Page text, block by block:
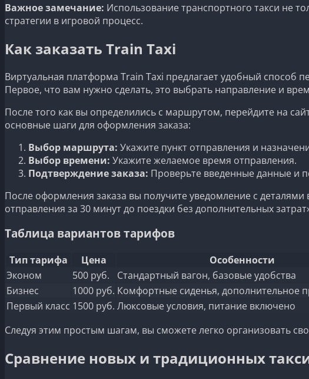
Важное замечание: Использование транспортного такси не
стратегии в игровой процесс.
Как заказать Train Taxi
Виртуальная платформа Train Taxi предлагает удобный способ
Первое, что вам нужно сделать, это выбрать направление и
После того как вы определились с маршрутом, перейдите на
основные шаги для оформления заказа:
Выбор маршрута: Укажите пункт отправления и
Выбор времени: Укажите желаемое время отправления.
Подтверждение заказа: Проверьте введенные данные и
После оформления заказа вы получите уведомление с
отправления за 30 минут до поездки без дополнительных
Таблица вариантов тарифов
Тип тарифа Цена
Особенности
Эконом
500 руб.
Стандартный вагон, базовые удобства
Бизнес
1000 руб. Комфортные сиденья, дополнительное
Первый класс 1500 руб. Люксовые условия, питание включено
Следуя этим простым шагам, вы сможете легко организовать
Сравнение новых и традиционных